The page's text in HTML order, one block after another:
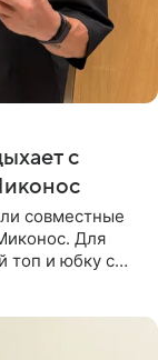
с
совместные
Для
топ и юбку с